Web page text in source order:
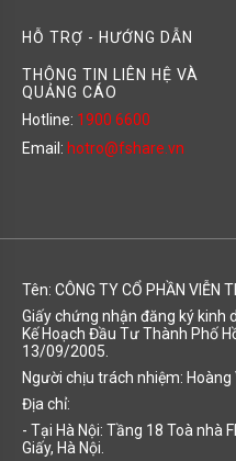
HỖ TRỢ - HƯỚNG DẪN
THÔNG TIN LIÊN HỆ VÀ
QUẢNG CÁO
Hotline: 1900 6600
Email: hotro@fshare.vn
Tên: CÔNG TY CỔ PHẦN VIỄN
Giấy chứng nhận đăng ký kinh
Kế Hoạch Đầu Tư Thành Phố
13/09/2005.
Người chịu trách nhiệm: Hoàng
Địa chỉ:
- Tại Hà Nội: Tầng 18 Toà nhà
Giấy, Hà Nội.